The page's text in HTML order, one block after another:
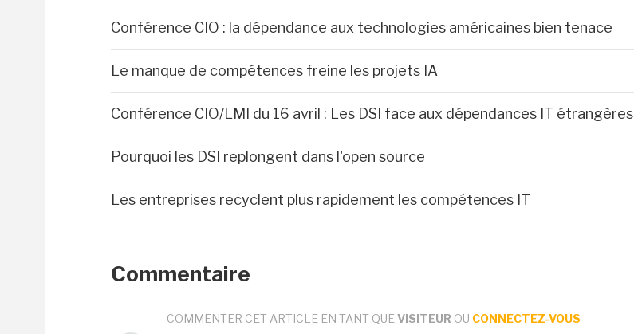
Conférence CIO : la dépendance aux technologies américaines bien tenace
Le manque de compétences freine les projets IA
Conférence CIO/LMI du 16 avril : Les DSI face aux dépendances IT étrangères
Pourquoi les DSI replongent dans l'open source
Les entreprises recyclent plus rapidement les compétences IT
Commentaire
COMMENTER CET ARTICLE EN TANT QUE VISITEUR OU CONNECTEZ-VOUS